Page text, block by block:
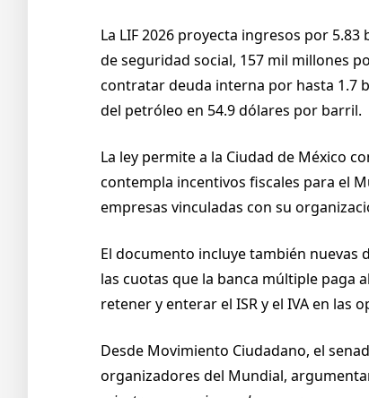
La LIF 2026 proyecta ingresos por
de seguridad social, 157 mil millones
contratar deuda interna por hasta 1.7
del petróleo en 54.9 dólares por barril.
La ley permite a la Ciudad de México
contempla incentivos fiscales para el
empresas vinculadas con su
El documento incluye también nuevas
las cuotas que la banca múltiple paga
retener y enterar el ISR y el IVA en
Desde Movimiento Ciudadano, el
organizadores del Mundial,